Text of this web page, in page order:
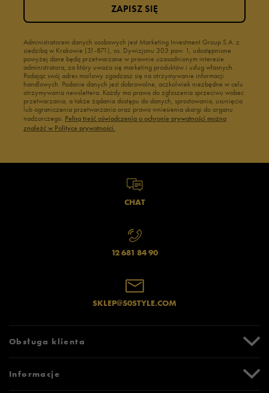
Administratorem danych osobowych jest Marketing Investment Group S.A. z
siedzibą w Krakowie (31-871), os. Dywizjonu 303 paw. 1, udostępnione
powyżej dane będą przetwarzane w prawnie uzasadnionym interesie
administratora, za który uważa się marketing produktów i usług własnych.
Podając swój adres mailowy zgadzasz się na otrzymywanie informacji
handlowych. Podanie danych jest dobrowolne, aczkolwiek niezbędne w celu
otrzymywania newslettera. Każdy ma prawo do zgłoszenia sprzeciwu wobec
przetwarzania, a także żądania dostępu do danych, sprostowania, usunięcia
lub ograniczenia przetwarzania oraz prawo wniesienia skargi do organu
nadzorczego. Pełną treść oświadczenia o ochronie prywatności można
znaleźć w Polityce prywatności.
ZAPISZ SIĘ
CHAT
12 681 84 90
SKLEP@50STYLE.COM
Obsługa klienta
Zwroty i reklamacje
Informacje